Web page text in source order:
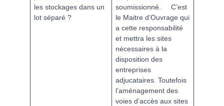
les stockages dans un
lot séparé ?
soumissionné.C’est
le Maitre d’Ouvrage qui
a cette responsabilité
et mettra les sites
nécessaires à la
disposition des
entreprises
adjucataires. Toutefois
l’aménagement des
voies d’accès aux sites